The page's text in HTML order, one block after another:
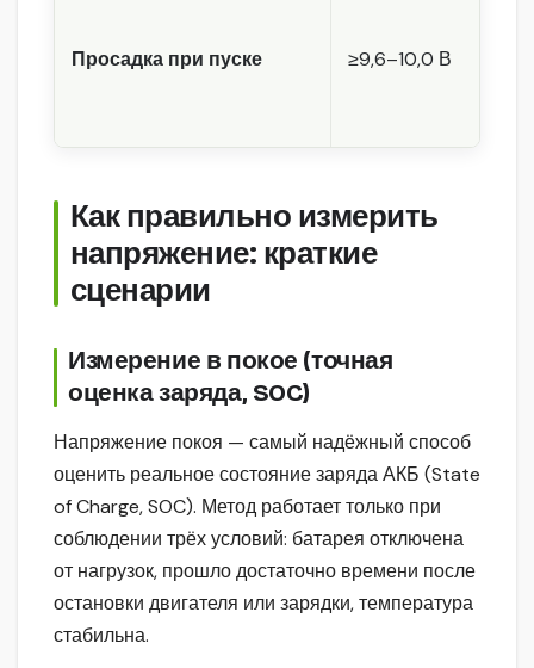
Просадка при пуске ≥9,6–10,0 В
Как правильно измерить
напряжение: краткие
сценарии
Измерение в покое (точная
оценка заряда, SOC)
Напряжение покоя — самый надёжный способ
оценить реальное состояние заряда АКБ (State
of Charge, SOC). Метод работает только при
соблюдении трёх условий: батарея отключена
от нагрузок, прошло достаточно времени после
остановки двигателя или зарядки, температура
стабильна.